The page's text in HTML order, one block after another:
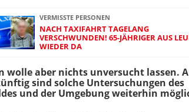
VERMISSTE PERSONEN
NACH TAXIFAHRT TAGELANG
VERSCHWUNDEN! 65-JÄHRIGER AUS
WIEDER DA
wolle aber nichts unversucht lassen.
sind solche Untersuchungen des
und der Umgebung weiterhin